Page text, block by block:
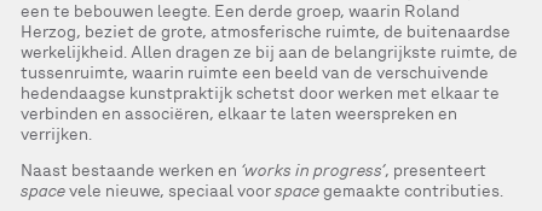
een te bebouwen leegte. Een derde groep, waarin Roland
Herzog, beziet de grote, atmosferische ruimte, de buitenaardse
werkelijkheid. Allen dragen ze bij aan de belangrijkste ruimte, de
tussenruimte, waarin ruimte een beeld van de verschuivende
hedendaagse kunstpraktijk schetst door werken met elkaar te
verbinden en associëren, elkaar te laten weerspreken en
verrijken.
Naast bestaande werken en ‘works in progress’, presenteert
spacevele nieuwe, speciaal voorspacegemaakte contributies.